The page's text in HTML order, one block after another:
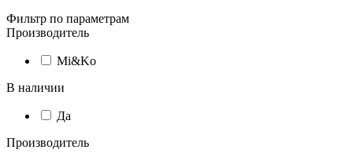
Фильтр по параметрам
Производитель
Mi&Ko
В наличии
Да
Производитель